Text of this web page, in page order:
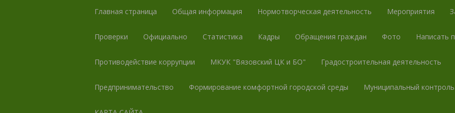
Главная страница Общая информация Нормотворческая деятельность Мероприятия
Проверки Официально Статистика Кадры Обращения граждан Фото Написать
Противодействие коррупции МКУК "Вязовский ЦК и БО" Градостроительная деятельность
Предпринимательство Формирование комфортной городской среды Муниципальный контроль